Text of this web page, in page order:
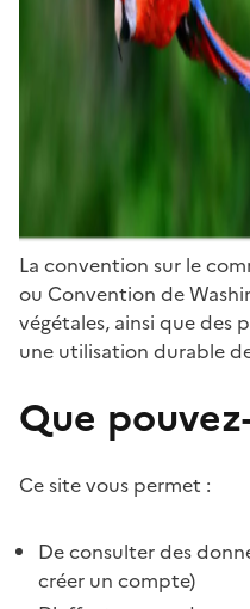
La convention sur le
ou Convention de
végétales, ainsi que des
une utilisation durable
Que
Ce site vous permet :
De consulter des
créer un compte)